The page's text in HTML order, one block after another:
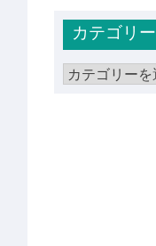
イ
ブ
カテゴリー
カ